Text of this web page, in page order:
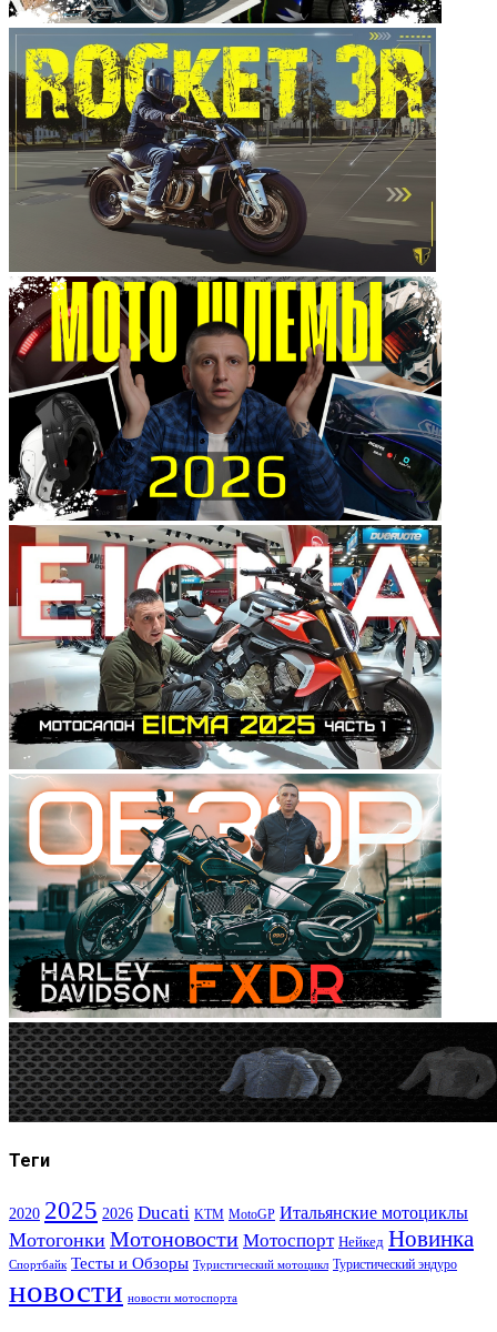
Теги
2020 2025 2026 Ducati KTM MotoGP Итальянские мотоциклы
Мотогонки Мотоновости Мотоспорт Нейкед Новинка
Спортбайк Тесты и Обзоры Туристический мотоцикл Туристический эндуро
новости новости мотоспорта